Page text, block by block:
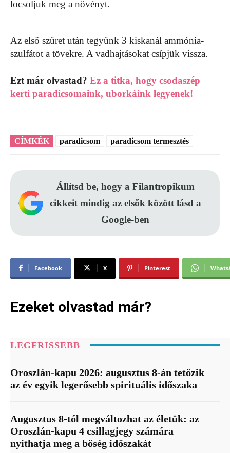
locsoljuk meg a növényt.
Az első szüret után tegyünk 3 kiskanál ammónia-
szulfátot a tövekre. A vadhajtásokat csípjük vissza.
Ezt már olvastad? Ez a titka, hogy csodaszép
kerti paradicsomaink, uborkáink legyenek!
CÍMKÉK paradicsom paradicsom termesztés
Állítsd be, hogy a Filantropikum
cikkeit mindig az elsők között lásd a
Google-ben
Facebook X Pinterest
Ezeket olvastad már?
LEGFRISSEBB
Oroszlán-kapu 2026: augusztus 8-án tetőzik
az év egyik legerősebb spirituális időszaka
Augusztus 8-tól megváltozhat az életük: az
Oroszlán-kapu 4 csillagjegy számára
nyithatja meg a bőség időszakát